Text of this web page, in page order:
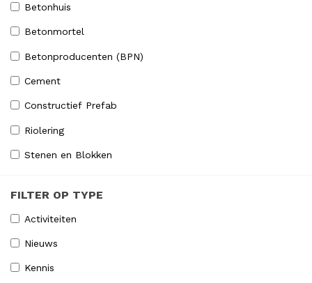
Betonhuis
Betonmortel
Betonproducenten (BPN)
Cement
Constructief Prefab
Riolering
Stenen en Blokken
FILTER OP TYPE
Activiteiten
Nieuws
Kennis